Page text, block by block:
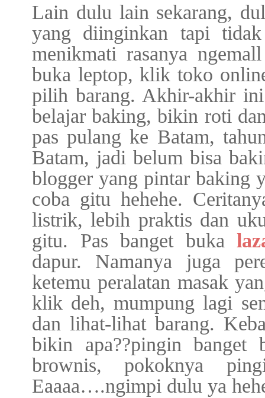
Lain dulu lain sekarang,
yang diinginkan tapi
menikmati rasanya
buka leptop, klik toko
pilih barang. Akhir-akhir
belajar baking, bikin roti
pas pulang ke Batam,
Batam, jadi belum bisa
blogger yang pintar baking
coba gitu hehehe.
listrik, lebih praktis dan
gitu. Pas banget buka
dapur. Namanya juga
ketemu peralatan masak
klik deh, mumpung lagi
dan lihat-lihat barang.
bikin apa??pingin banget
brownis, pokoknya
Eaaaa….ngimpi dulu ya